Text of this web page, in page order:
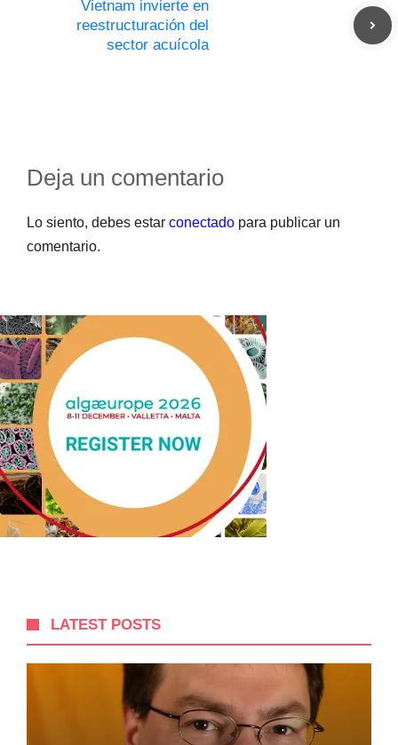
Vietnam invierte en
reestructuración del
sector acuícola
Deja un comentario
Lo siento, debes estar conectado para publicar un
comentario.
LATEST POSTS